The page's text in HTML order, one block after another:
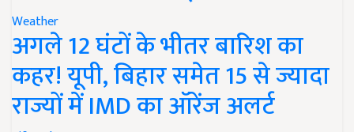
Weather
अगले 12 घंटों के भीतर बारिश का
कहर! यूपी, बिहार समेत 15 से ज्यादा
राज्यों में IMD का ऑरेंज अलर्ट